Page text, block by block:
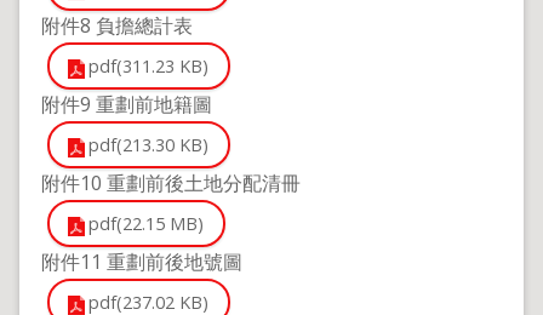
附件8 負擔總計表
pdf(311.23 KB)
附件9 重劃前地籍圖
pdf(213.30 KB)
附件10 重劃前後土地分配清冊
pdf(22.15 MB)
附件11 重劃前後地號圖
pdf(237.02 KB)